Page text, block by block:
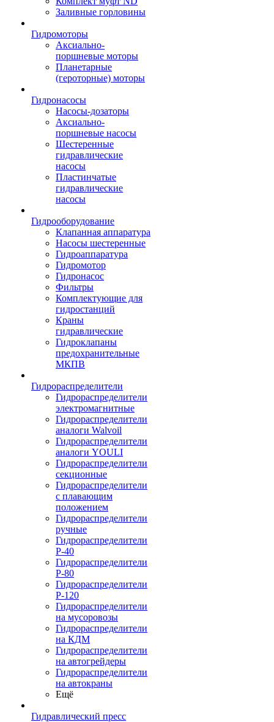
Заливные горловины
Гидромоторы
Аксиально-
поршневые моторы
Планетарные
(героторные) моторы
Гидронасосы
Насосы-дозаторы
Аксиально-
поршневые насосы
Шестеренные
гидравлические
насосы
Пластинчатые
гидравлические
насосы
Гидрооборудование
Клапанная аппаратура
Насосы шестеренные
Гидроаппаратура
Гидромотор
Гидронасос
Фильтры
Комплектующие для
гидростанций
Краны
гидравлические
Гидроклапаны
предохранительные
МКПВ
Гидрораспределители
Гидрораспределители
электромагнитные
Гидрораспределители
аналоги Walvoil
Гидрораспределители
аналоги YOULI
Гидрораспределители
секционные
Гидрораспределители
с плавающим
положением
Гидрораспределители
ручные
Гидрораспределители
Р-40
Гидрораспределители
Р-80
Гидрораспределители
Р-120
Гидрораспределители
на мусоровозы
Гидрораспределители
на КДМ
Гидрораспределители
на автогрейдеры
Гидрораспределители
на автокраны
Ещё
Гидравлический пресс